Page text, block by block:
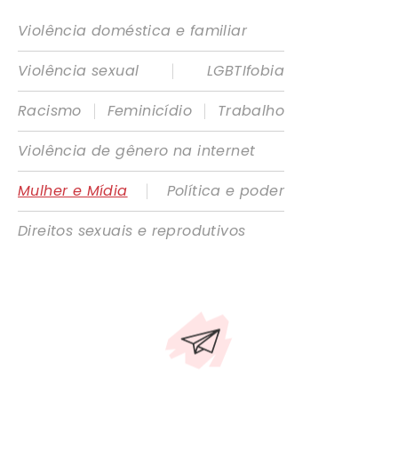
Violência doméstica e familiar
Violência sexual
|
LGBTIfobia
Racismo
| Feminicídio |
Trabalho
Violência de gênero na internet
Mulher e Mídia
|
Política e poder
Direitos sexuais e reprodutivos